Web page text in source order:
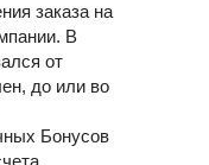
заказа на
В
от
до или во
Бонусов